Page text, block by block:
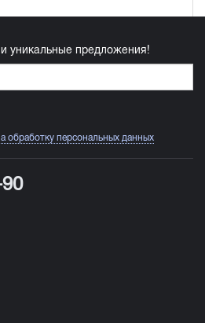
уникальные предложения!
обработку персональных данных